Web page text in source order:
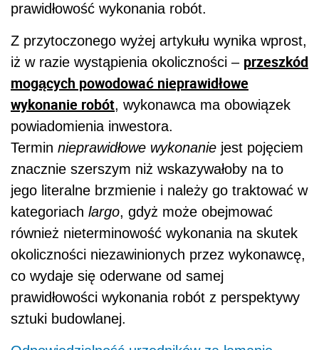
prawidłowość wykonania robót.
Z przytoczonego wyżej artykułu wynika wprost,
iż w razie wystąpienia okoliczności – przeszkód
mogących powodować nieprawidłowe
wykonanie robót, wykonawca ma obowiązek
powiadomienia inwestora.
Termin nieprawidłowe wykonanie jest pojęciem
znacznie szerszym niż wskazywałoby na to
jego literalne brzmienie i należy go traktować w
kategoriach largo, gdyż może obejmować
również nieterminowość wykonania na skutek
okoliczności niezawinionych przez wykonawcę,
co wydaje się oderwane od samej
prawidłowości wykonania robót z perspektywy
sztuki budowlanej.